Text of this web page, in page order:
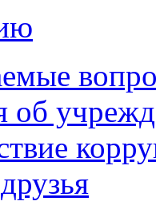
об